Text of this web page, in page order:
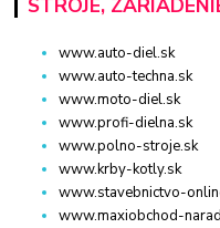
STROJE,
www.auto-diel.sk
www.auto-techna.sk
www.moto-diel.sk
www.profi-dielna.sk
www.polno-stroje.sk
www.krby-kotly.sk
www.stavebnictvo-
www.maxiobchod-